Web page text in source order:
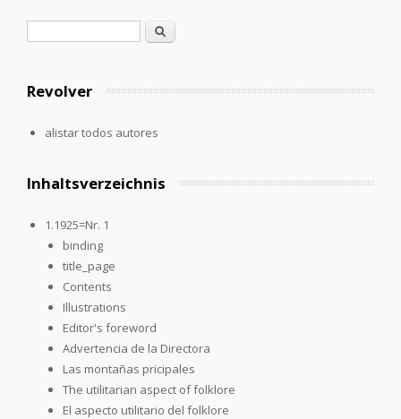
Formulario de búsqueda
Buscar
Revolver
alistar todos autores
Inhaltsverzeichnis
1.1925=Nr. 1
binding
title_page
Contents
Illustrations
Editor's foreword
Advertencia de la Directora
Las montañas pricipales
The utilitarian aspect of folklore
El aspecto utilitario del folklore